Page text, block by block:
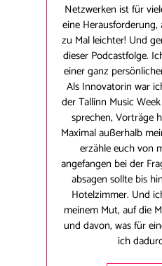
Netzwerken ist für
eine
zu Mal leichter! Und
dieser Podcastfolge.
einer ganz
Als Innovatorin war
der Tallinn Music
sprechen, Vorträge
Maximal außerhalb
erzähle euch von
angefangen bei der
absagen sollte bis
Hotelzimmer. Und
meinem Mut, auf die
und davon, was für
ich